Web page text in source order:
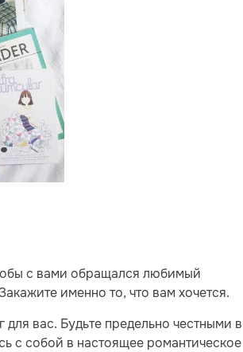
с вами обращался любимый
именно то, что вам хочется.
вас. Будьте предельно честными в
с собой в настоящее романтическое